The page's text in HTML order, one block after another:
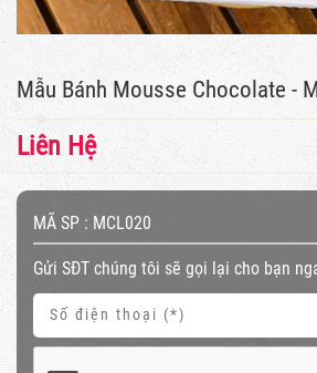
Mẫu Bánh Mousse Chocolate -
Liên Hệ
MÃ SP : MCL020
Gửi SĐT chúng tôi sẽ gọi lại cho bạn